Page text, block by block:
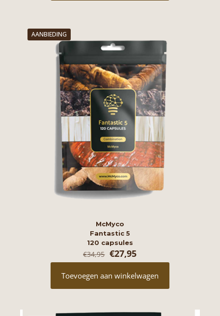
AANBIEDING
McMyco
Fantastic 5
120 capsules
€34,95 Oorspronkelijke
prijs
was:
€34,95.
€27,95Huidige
prijs
is:
€27,95.
Toevoegen aan winkelwagen